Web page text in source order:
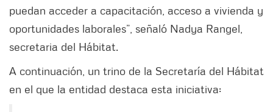
puedan acceder a capacitación, acceso a vivienda y
oportunidades laborales”, señaló Nadya Rangel,
secretaria del Hábitat.
A continuación, un trino de la Secretaría del Hábitat
en el que la entidad destaca esta iniciativa: